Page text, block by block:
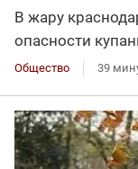
В жару
опасности
Общество 39